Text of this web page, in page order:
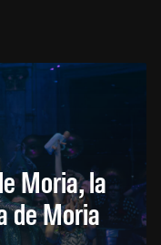
Moria, la
de Moria